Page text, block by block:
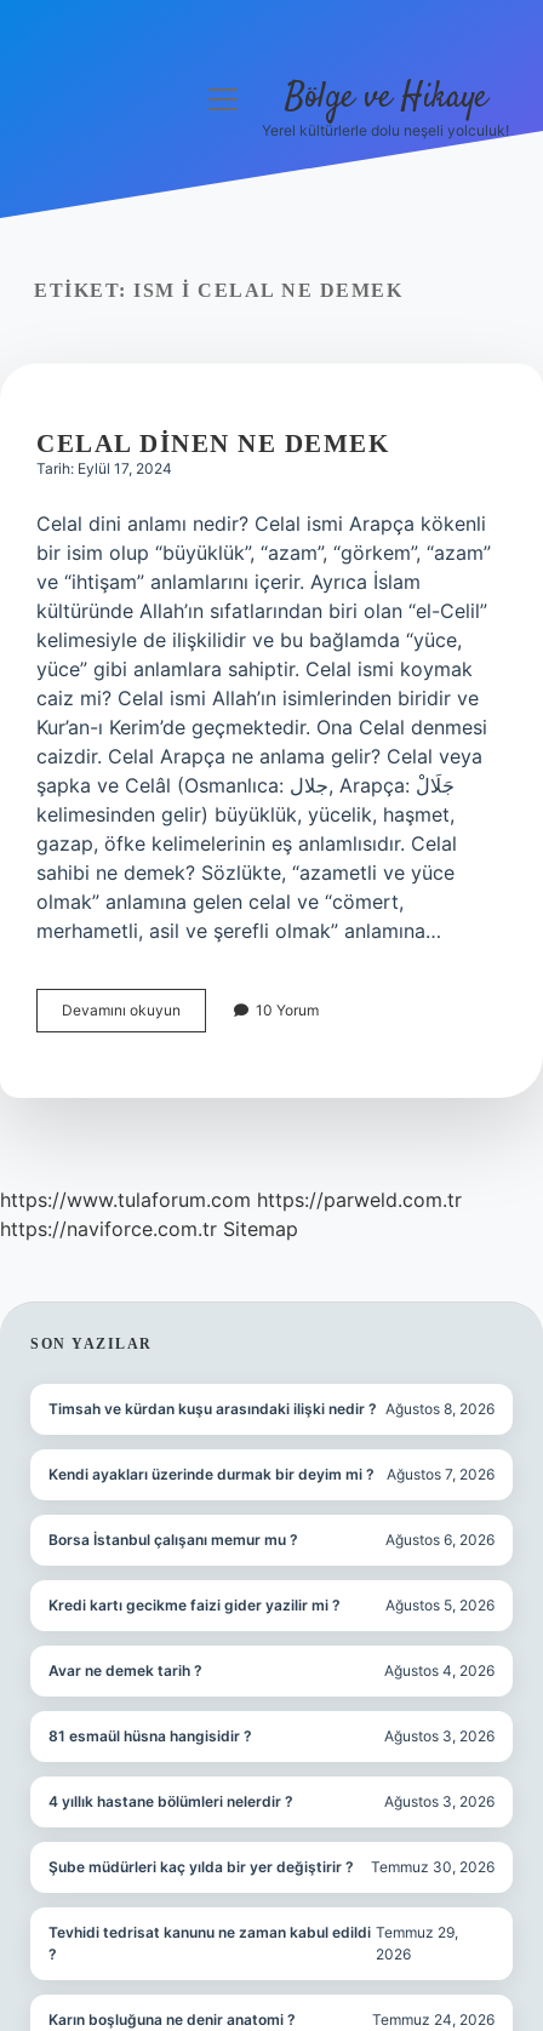
Yasal Uyarı
menüyü
Bölge ve Hikaye
Yerel kültürlerle dolu neşeli yolculuk!
ETIKET: ISM I CELAL NE DEMEK
CELAL DINEN NE DEMEK
Tarih: Eylül 17, 2024
Celal dini anlamı nedir? Celal ismi Arapça kökenli
bir isim olup “büyüklük”, “azam”, “görkem”, “azam”
ve “ihtişam” anlamlarını içerir. Ayrıca İslam
kültüründe Allah’ın sıfatlarından biri olan “el-Celil”
kelimesiyle de ilişkilidir ve bu bağlamda “yüce,
yüce” gibi anlamlara sahiptir. Celal ismi koymak
caiz mi? Celal ismi Allah’ın isimlerinden biridir ve
Kur’an-ı Kerim’de geçmektedir. Ona Celal denmesi
caizdir. Celal Arapça ne anlama gelir? Celal veya
şapka ve Celâl (Osmanlıca: جلال‎, Arapça: جَلَالْ‎
kelimesinden gelir) büyüklük, yücelik, haşmet,
gazap, öfke kelimelerinin eş anlamlısıdır. Celal
sahibi ne demek? Sözlükte, “azametli ve yüce
olmak” anlamına gelen celal ve “cömert,
merhametli, asil ve şerefli olmak” anlamına…
Devamını okuyun
Dinen
10 Yorum
https://www.tulaforum.com https://parweld.com.tr
https://naviforce.com.tr Sitemap
SIDEBAR
SON YAZILAR
Timsah ve kürdan kuşu arasındaki ilişki nedir ? Ağustos 8, 2026
Kendi ayakları üzerinde durmak bir deyim mi ? Ağustos 7, 2026
Borsa İstanbul çalışanı memur mu ? Ağustos 6, 2026
Kredi kartı gecikme faizi gider yazilir mi ? Ağustos 5, 2026
Avar ne demek tarih ? Ağustos 4, 2026
81 esmaül hüsna hangisidir ? Ağustos 3, 2026
4 yıllık hastane bölümleri nelerdir ? Ağustos 3, 2026
Şube müdürleri kaç yılda bir yer değiştirir ? Temmuz 30, 2026
Tevhidi tedrisat kanunu ne zaman kabul edildi
?
Temmuz 29,
2026
Karın boşluğuna ne denir anatomi ? Temmuz 24, 2026